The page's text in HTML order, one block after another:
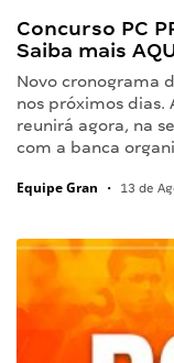
Concurso PC
Saiba mais
Novo cronograma
nos próximos dias.
reunirá agora, na
com a banca
Equipe Gran • 13 de